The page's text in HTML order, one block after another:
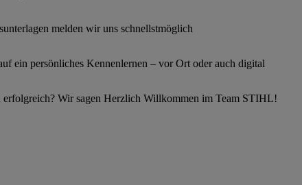
melden wir uns schnellstmöglich
ein persönliches Kennenlernen – vor Ort oder auch digital
erfolgreich? Wir sagen Herzlich Willkommen im Team STIHL!